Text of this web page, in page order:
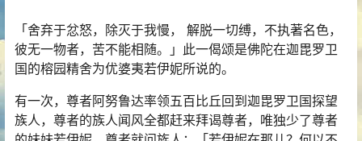
「舍弃于忿怒，除灭于我慢， 解脱一切缚，不执著名色，
彼无一物者，苦不能相随。」此一偈颂是佛陀在迦毘罗卫
国的榕园精舍为优婆夷若伊妮所说的。
有一次，尊者阿努鲁达率领五百比丘回到迦毘罗卫国探望
族人，尊者的族人闻风全都赶来拜谒尊者，唯独少了尊者